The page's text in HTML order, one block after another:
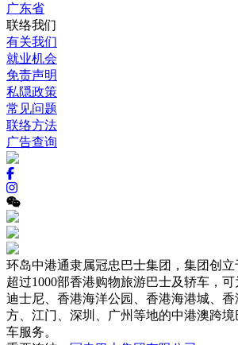
广东省
联络我们
有关我们
就业机会
免责声明
私隠政策
常见问题
联络方法
广告查询
环岛中港通隶属冠忠巴士集团，集团创
超过1000部香港购物旅游巴士及轿车，
迪士尼、香港海洋公园、香港海港城、香
方、江门、深圳、广州等地的中港澳跨
车服务。